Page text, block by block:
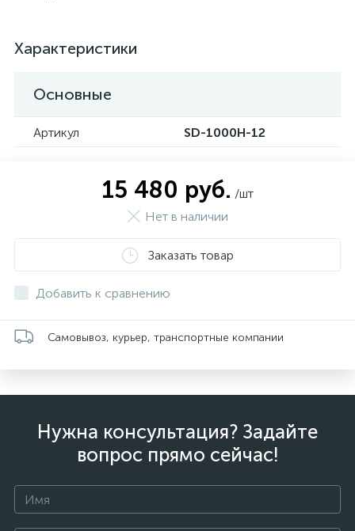
Характеристики
Основные
Артикул SD-1000H-12
15 480 руб. /шт
Нет в наличии
Заказать товар
Добавить к сравнению
Самовывоз, курьер, транспортные компании
Нужна консультация? Задайте
вопрос прямо сейчас!